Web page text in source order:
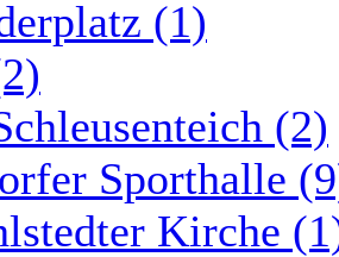
(1)
(2)
Sporthalle
Kirche